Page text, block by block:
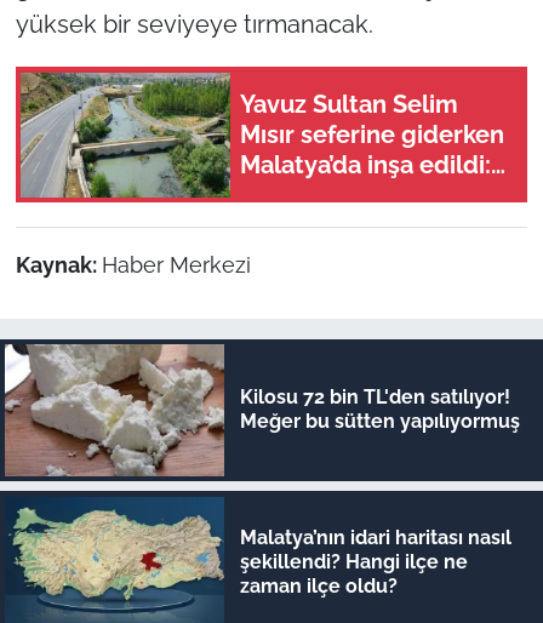
yüksek bir seviyeye tırmanacak.
Yavuz Sultan Selim
Mısır seferine giderken
Malatya’da inşa edildi:
neden “Nadir?”
Kaynak: Haber Merkezi
Kilosu 72 bin TL'den satılıyor!
Meğer bu sütten yapılıyormuş
Malatya’nın idari haritası nasıl
şekillendi? Hangi ilçe ne
zaman ilçe oldu?